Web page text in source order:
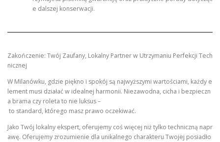
e dalszej konserwacji.
Zakończenie: Twój Zaufany, Lokalny Partner w Utrzymaniu Perfekcji Tech
nicznej
W Milanówku, gdzie piękno i spokój są najwyższymi wartościami, każdy e
lement musi działać w idealnej harmonii. Niezawodna, cicha i bezpieczn
a brama czy roleta to nie luksus –
to standard, którego masz prawo oczekiwać.
Jako Twój lokalny ekspert, oferujemy coś więcej niż tylko techniczną napr
awę. Oferujemy zrozumienie dla unikalnego charakteru Twojej posiadło